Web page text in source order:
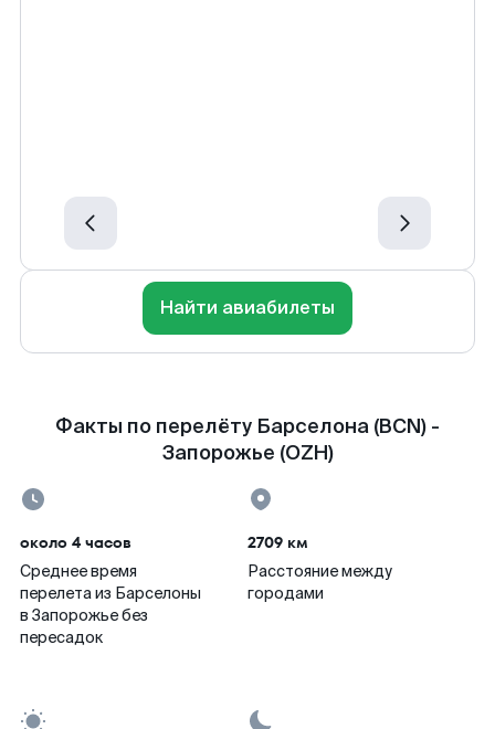
Найти авиабилеты
Факты по перелёту Барселона (BCN) -
Запорожье (OZH)
около 4 часов
Среднее время
перелета из Барселоны
в Запорожье без
пересадок
2709 км
Расстояние между
городами